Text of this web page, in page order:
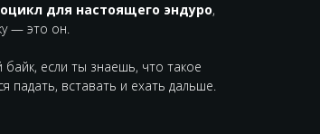
для настоящего эндуро,
— это он.
если ты знаешь, что такое
падать, вставать и ехать дальше.